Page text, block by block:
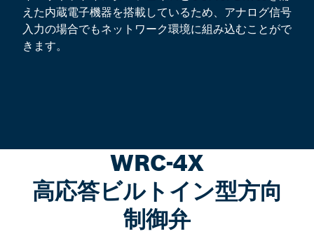
えた内蔵電子機器を搭載しているため、アナログ信号
入力の場合でもネットワーク環境に組み込むことがで
きます。
WRC-4X
高応答ビルトイン型方向
制御弁